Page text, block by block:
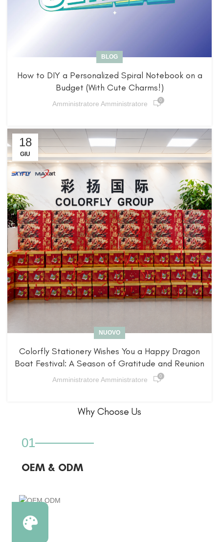
BLOG
How to DIY a Personalized Spiral Notebook on a
Budget (With Cute Charms!)
Amministratore Amministratore 0
18
GIU
NUOVO
Colorfly Stationery Wishes You a Happy Dragon
Boat Festival: A Season of Gratitude and Reunion
Amministratore Amministratore 0
Why Choose Us
01
OEM & ODM